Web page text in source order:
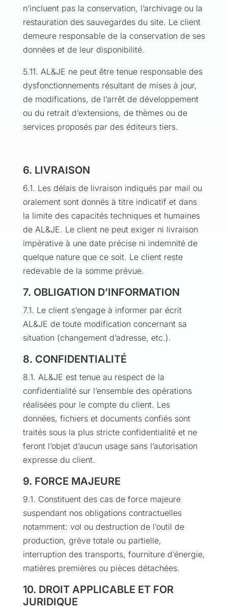
n’incluent pas la conservation, l’archivage ou la
restauration des sauvegardes du site. Le client
demeure responsable de la conservation de ses
données et de leur disponibilité.
5.11. AL&JE ne peut être tenue responsable des
dysfonctionnements résultant de mises à jour,
de modifications, de l’arrêt de développement
ou du retrait d’extensions, de thèmes ou de
services proposés par des éditeurs tiers.
6. LIVRAISON
6.1. Les délais de livraison indiqués par mail ou
oralement sont donnés à titre indicatif et dans
la limite des capacités techniques et humaines
de AL&JE. Le client ne peut exiger ni livraison
impérative à une date précise ni indemnité de
quelque nature que ce soit. Le client reste
redevable de la somme prévue.
7. OBLIGATION D’INFORMATION
7.1. Le client s’engage à informer par écrit
AL&JE de toute modification concernant sa
situation (changement d’adresse, etc.).
8. CONFIDENTIALITÉ
8.1. AL&JE est tenue au respect de la
confidentialité sur l’ensemble des opérations
réalisées pour le compte du client. Les
données, fichiers et documents confiés sont
traités sous la plus stricte confidentialité et ne
feront l’objet d’aucun usage sans l’autorisation
expresse du client.
9. FORCE MAJEURE
9.1. Constituent des cas de force majeure
suspendant nos obligations contractuelles
notamment: vol ou destruction de l’outil de
production, grève totale ou partielle,
interruption des transports, fourniture d’énergie,
matières premières ou pièces détachées.
10. DROIT APPLICABLE ET FOR
JURIDIQUE